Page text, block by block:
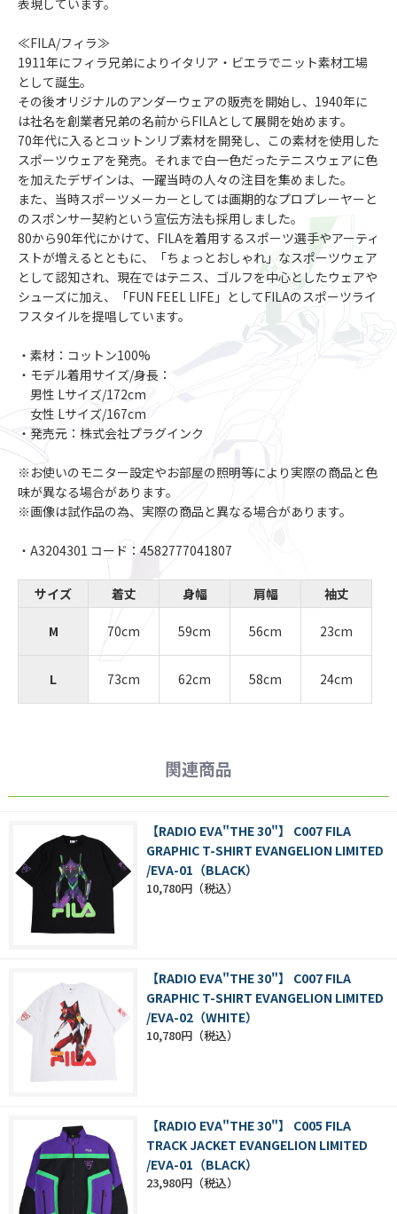
表現しています。
≪FILA/フィラ≫
1911年にフィラ兄弟によりイタリア・ビエラでニット素材工場
として誕生。
その後オリジナルのアンダーウェアの販売を開始し、1940年に
は社名を創業者兄弟の名前からFILAとして展開を始めます。
70年代に入るとコットンリブ素材を開発し、この素材を使用した
スポーツウェアを発売。それまで白一色だったテニスウェアに色
を加えたデザインは、一躍当時の人々の注目を集めました。
また、当時スポーツメーカーとしては画期的なプロプレーヤーと
のスポンサー契約という宣伝方法も採用しました。
80から90年代にかけて、FILAを着用するスポーツ選手やアーティ
ストが増えるとともに、「ちょっとおしゃれ」なスポーツウェア
として認知され、現在ではテニス、ゴルフを中心としたウェアや
シューズに加え、「FUN FEEL LIFE」としてFILAのスポーツライ
フスタイルを提唱しています。
・素材：コットン100%
・モデル着用サイズ/身長：
男性 Lサイズ/172cm
女性 Lサイズ/167cm
・発売元：株式会社プラグインク
※お使いのモニター設定やお部屋の照明等により実際の商品と色
味が異なる場合があります。
※画像は試作品の為、実際の商品と異なる場合があります。
・A3204301 コード：4582777041807
サイズ 着丈 身幅 肩幅 袖丈
M 70cm 59cm 56cm 23cm
L 73cm 62cm 58cm 24cm
関連商品
【RADIO EVA"THE 30"】 C007 FILA
GRAPHIC T-SHIRT EVANGELION LIMITED
/EVA-01（BLACK）
10,780円
【RADIO EVA"THE 30"】 C007 FILA
GRAPHIC T-SHIRT EVANGELION LIMITED
/EVA-02（WHITE）
10,780円
【RADIO EVA"THE 30"】 C005 FILA
TRACK JACKET EVANGELION LIMITED
/EVA-01（BLACK）
23,980円